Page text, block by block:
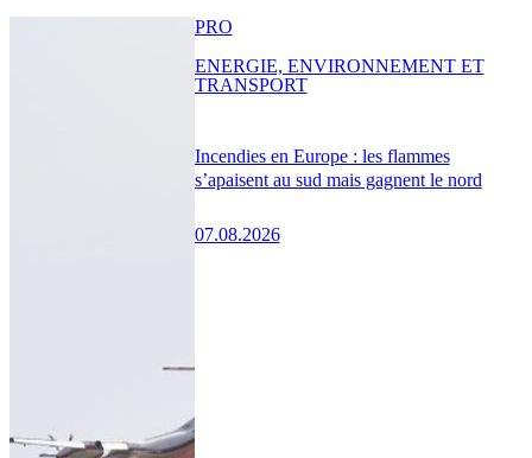
Incendies en Europe : les flammes
s’apaisent au sud mais gagnent le nord
07.08.2026
PRO
ENERGIE, ENVIRONNEMENT ET
TRANSPORT